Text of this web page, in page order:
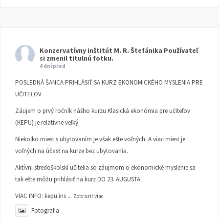
Konzervatívny inštitút M. R. Štefánika Používateľ
si zmenil titulnú fotku.
4 dní pred
POSLEDNÁ ŠANCA PRIHLÁSIŤ SA KURZ EKONOMICKÉHO MYSLENIA PRE
UČITEĽOV
Záujem o prvý ročník nášho kurzu Klasická ekonómia pre učiteľov
(KEPU) je relatívne veľký.
Niekoľko miest s ubytovaním je však ešte voľných. A viac miest je
voľných na účasť na kurze bez ubytovania.
Aktívni stredoškolskí učitelia so záujmom o ekonomické myslenie sa
tak ešte môžu prihlásiť na kurz DO 23. AUGUSTA.
VIAC INFO: kepu.ins ... Zobraziť viac
Fotografia